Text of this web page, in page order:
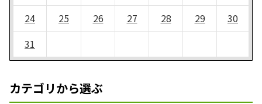
24
25 26 27 28 29
30
31
カテゴリから選ぶ